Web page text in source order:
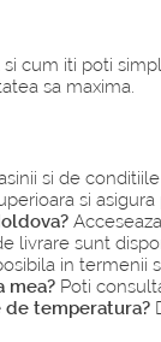
si cum iti poti
sa maxima.
si de
si
livrare sunt
in termenii
mea? Poti
temperatura?